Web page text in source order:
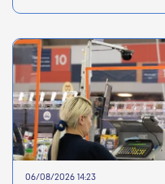
06/08/2026 14:23